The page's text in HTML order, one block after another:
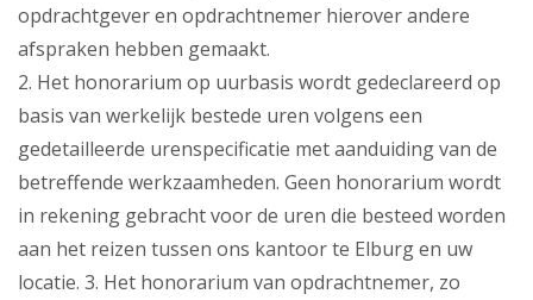
opdrachtgever en opdrachtnemer hierover andere
afspraken hebben gemaakt.
2. Het honorarium op uurbasis wordt gedeclareerd op
basis van werkelijk bestede uren volgens een
gedetailleerde urenspecificatie met aanduiding van de
betreffende werkzaamheden. Geen honorarium wordt
in rekening gebracht voor de uren die besteed worden
aan het reizen tussen ons kantoor te Elburg en uw
locatie. 3. Het honorarium van opdrachtnemer, zo